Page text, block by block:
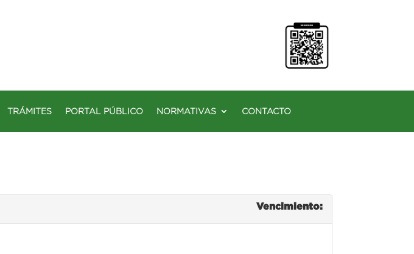
TRÁMITES PORTAL PÚBLICO NORMATIVAS CONTACTO
Vencimiento: